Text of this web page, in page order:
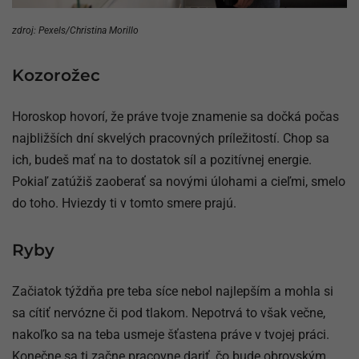
zdroj: Pexels/Christina Morillo
Kozorožec
Horoskop hovorí, že práve tvoje znamenie sa dočká počas
najbližších dní skvelých pracovných príležitostí. Chop sa
ich, budeš mať na to dostatok síl a pozitívnej energie.
Pokiaľ zatúžiš zaoberať sa novými úlohami a cieľmi, smelo
do toho. Hviezdy ti v tomto smere prajú.
Ryby
Začiatok týždňa pre teba síce nebol najlepším a mohla si
sa cítiť nervózne či pod tlakom. Nepotrvá to však večne,
nakoľko sa na teba usmeje šťastena práve v tvojej práci.
Konečne sa ti začne pracovne dariť, čo bude obrovským